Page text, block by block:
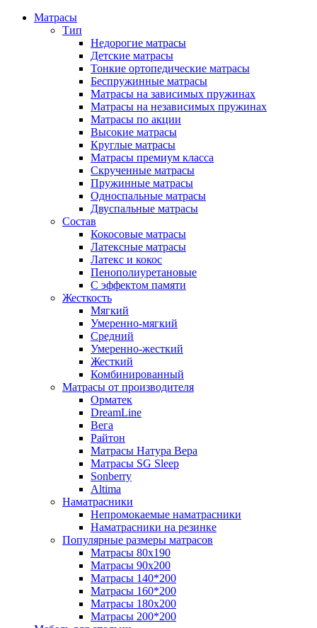
Матрасы
Тип
Недорогие матрасы
Детские матрасы
Тонкие ортопедические матрасы
Беспружинные матрасы
Матрасы на зависимых пружинах
Матрасы на независимых пружинах
Матрасы по акции
Высокие матрасы
Круглые матрасы
Матрасы премиум класса
Скрученные матрасы
Пружинные матрасы
Односпальные матрасы
Двуспальные матрасы
Состав
Кокосовые матрасы
Латексные матрасы
Латекс и кокос
Пенополиуретановые
С эффектом памяти
Жесткость
Мягкий
Умеренно-мягкий
Средний
Умеренно-жесткий
Жесткий
Комбинированный
Матрасы от производителя
Орматек
DreamLine
Вега
Райтон
Матрасы Натура Вера
Матрасы SG Sleep
Sonberry
Altima
Наматрасники
Непромокаемые наматрасники
Наматрасники на резинке
Популярные размеры матрасов
Матрасы 80x190
Матрасы 90x200
Матрасы 140*200
Матрасы 160*200
Матрасы 180x200
Матрасы 200*200